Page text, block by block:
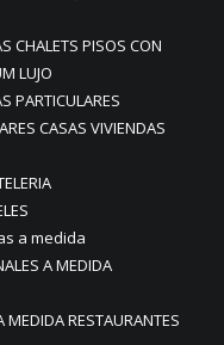
CHALETS PISOS CON
LUJO
PARTICULARES
CASAS VIVIENDAS
a medida
A MEDIDA
RESTAURANTES